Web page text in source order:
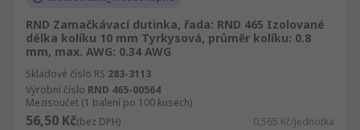
RND Zamačkávací dutinka, řada: RND 465 Izolované
délka kolíku 10 mm Tyrkysová, průměr kolíku: 0.8
mm, max. AWG: 0.34 AWG
Skladové číslo RS 283-3113
Výrobní číslo RND 465-00564
Mezisoučet (1 balení po 100 kusech)
56,50 Kč(bez DPH) 0,565 Kč/jednotka